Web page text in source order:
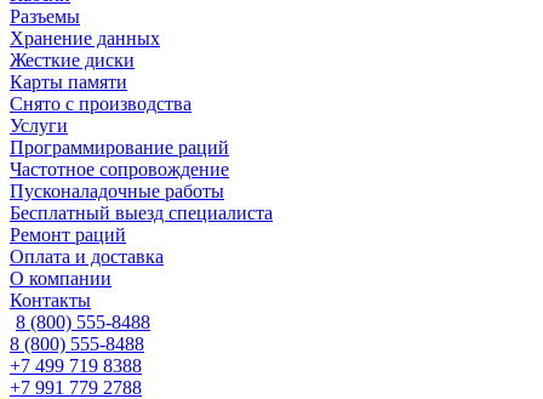
Разъемы
Хранение данных
Жесткие диски
Карты памяти
Снято с производства
Услуги
Программирование раций
Частотное сопровождение
Пусконаладочные работы
Бесплатный выезд специалиста
Ремонт раций
Оплата и доставка
О компании
Контакты
8 (800) 555-8488
8 (800) 555-8488
+7 499 719 8388
+7 991 779 2788